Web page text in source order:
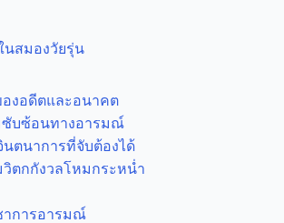
สมองวัยรุ่น
องอดีตและอนาคต
ซับซ้อนทางอารมณ์
นตนาการที่จับต้องได้
วิตกกังวลโหมกระหน่ำ
าการอารมณ์